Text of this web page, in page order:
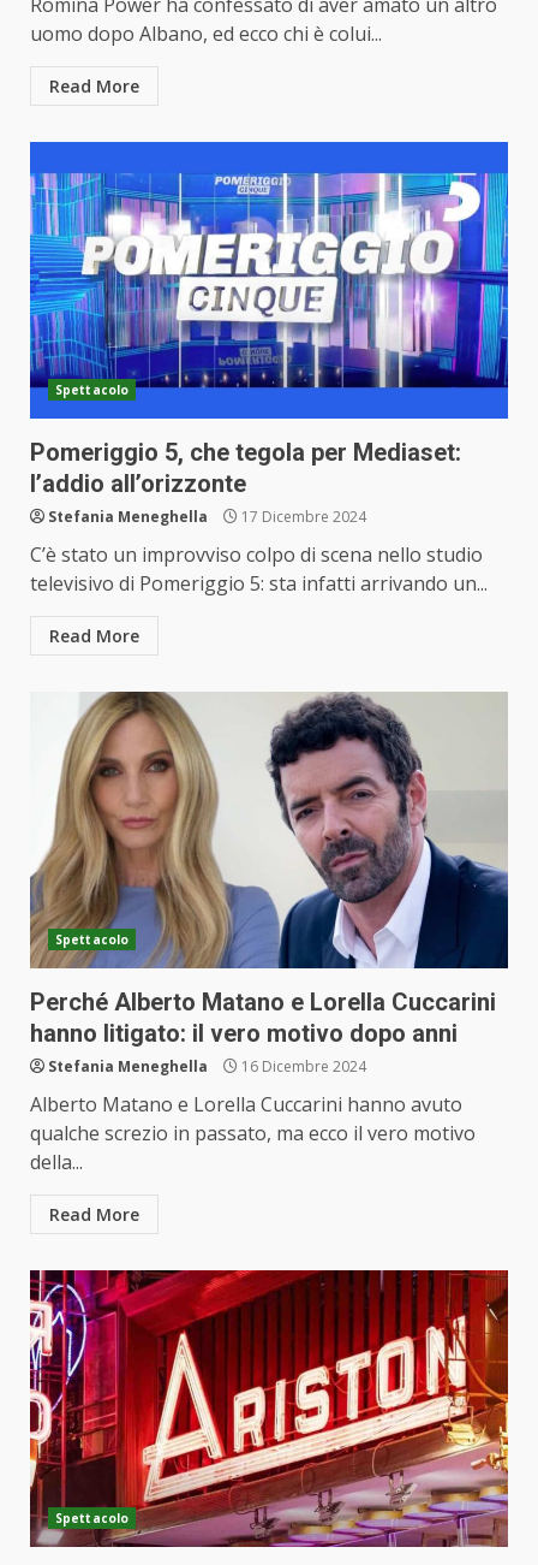
uomo dopo Albano, ed ecco chi è colui...
Read More
Spettacolo
Pomeriggio 5, che tegola per Mediaset:
l’addio all’orizzonte
Stefania Meneghella 17 Dicembre 2024
C’è stato un improvviso colpo di scena nello studio
televisivo di Pomeriggio 5: sta infatti arrivando un...
Read More
Spettacolo
Perché Alberto Matano e Lorella Cuccarini
hanno litigato: il vero motivo dopo anni
Stefania Meneghella 16 Dicembre 2024
Alberto Matano e Lorella Cuccarini hanno avuto
qualche screzio in passato, ma ecco il vero motivo
della...
Read More
Spettacolo